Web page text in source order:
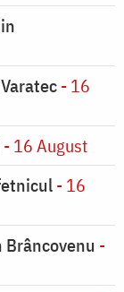
- 16
- 16 August
- 16
-